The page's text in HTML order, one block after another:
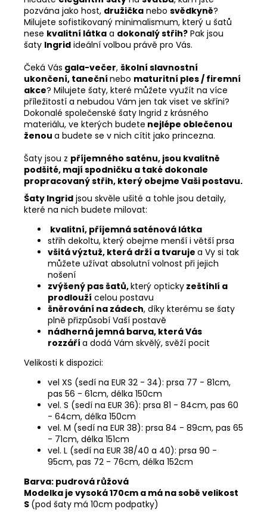
pozvána jako host, družička nebo svědkyně?
Milujete sofistikovaný minimalismum, který u šatů
nese kvalitní látka a dokonalý střih? Pak jsou
šaty Ingrid ideální volbou právě pro Vás.
Čeká Vás gala-večer, školní slavnostní
ukončení, taneční nebo maturitní ples / firemní
akce? Milujete šaty, které můžete využít na více
příležitostí a nebudou Vám jen tak viset ve skříni?
Dokonalé společenské šaty Ingrid z krásného
materiálu, ve kterých budete nejlépe oblečenou
ženou a budete se v nich cítit jako princezna.
Šaty jsou z příjemného saténu, jsou kvalitně
podšité, mají spodničku a také dokonale
propracovaný střih, který obejme Vaši postavu.
Šaty Ingrid jsou skvěle ušité a tohle jsou detaily,
které na nich budete milovat:
kvalitní, příjemná saténová látka
střih dekoltu, který obejme menší i větší prsa
všitá výztuž, která drží a tvaruje a Vy si tak
můžete užívat absolutní volnost při jejich
nošení
zvýšený pas šatů,který opticky zeštíhlí a
prodlouží celou postavu
šněrování na zádech, díky kterému se šaty
plně přizpůsobí Vaší postavě
nádherná jemná barva, která Vás
rozzáří a dodá Vám skvělý, svěží pocit
Velikosti k dispozici:
vel XS (sedí na EUR 32 - 34): prsa 77 - 81cm,
pas 56 - 61cm, délka 150cm
vel. S (sedí na EUR 36): prsa 81 - 84cm, pas 60
- 64cm, délka 150cm
vel. M (sedí na EUR 38): prsa 84 - 89cm, pas 65
- 71cm, délka 151cm
vel. L (sedí na EUR 38/40 a 40): prsa 90 -
95cm, pas 72 - 76cm, délka 152cm
Barva: pudrová růžová
Modelka je vysoká 170cm a má na sobě velikost
S (pod šaty má 10cm podpatky)